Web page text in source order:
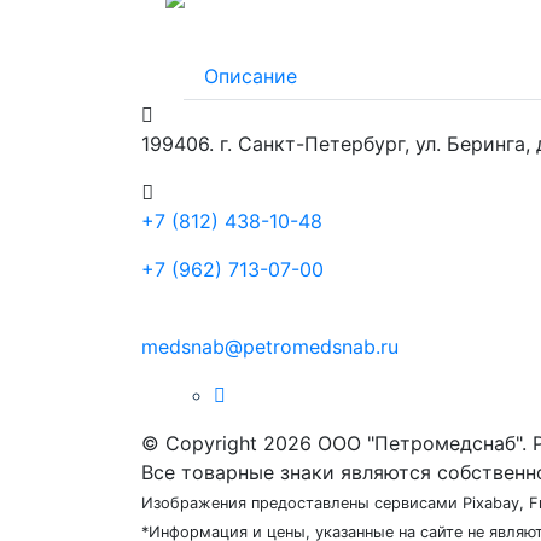
Описание
199406. г. Санкт-Петербург, ул.
+7 (812) 438-10-48
+7 (962) 713-07-00
medsnab@petromedsnab.ru
© Copyright 2026 ООО "Петромедснаб".
Все товарные знаки являются
Изображения предоставлены сервисами Pixabay,
*Информация и цены, указанные на сайте не